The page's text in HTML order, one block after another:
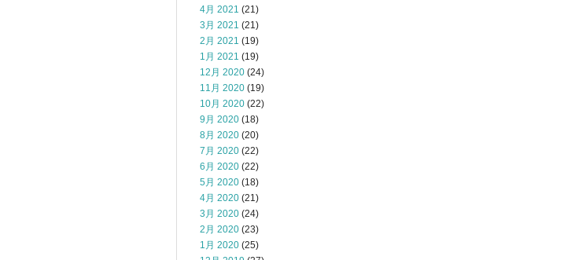
4月 2021 (21)
3月 2021 (21)
2月 2021 (19)
1月 2021 (19)
12月 2020 (24)
11月 2020 (19)
10月 2020 (22)
9月 2020 (18)
8月 2020 (20)
7月 2020 (22)
6月 2020 (22)
5月 2020 (18)
4月 2020 (21)
3月 2020 (24)
2月 2020 (23)
1月 2020 (25)